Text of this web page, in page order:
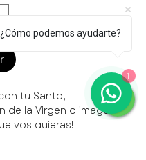
tu Santo,
de la Virgen o imagen
vos quieras!
¿Cómo podemos ayudarte?
1